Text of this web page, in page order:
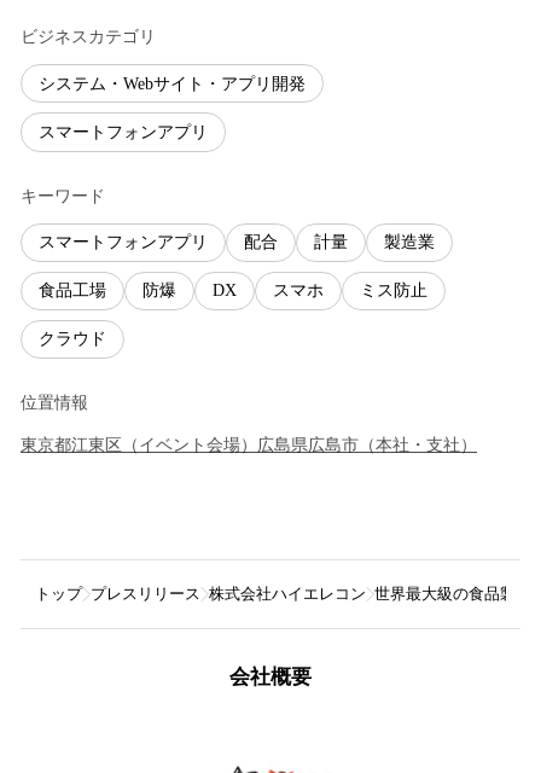
ビジネスカテゴリ
システム・Webサイト・アプリ開発
スマートフォンアプリ
キーワード
スマートフォンアプリ 配合 計量 製造業
食品工場 防爆 DX スマホ ミス防止
クラウド
位置情報
東京都江東区 （ イベント会場） 広島県広島市 （本社・支社 ）
トップ プレスリリース 株式会社ハイエレコン 世界最大級の食品製造
会社概要